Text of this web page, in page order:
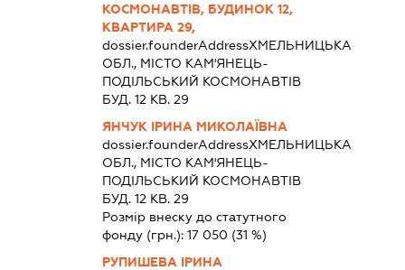
КОСМОНАВТІВ, БУДИНОК 12,
КВАРТИРА 29,
dossier.founderAddressХМЕЛЬНИЦЬКА
ОБЛ., МІСТО КАМ'ЯНЕЦЬ-
ПОДІЛЬСЬКИЙ КОСМОНАВТІВ
БУД. 12 КВ. 29
ЯНЧУК ІРИНА МИКОЛАЇВНА
dossier.founderAddressХМЕЛЬНИЦЬКА
ОБЛ., МІСТО КАМ'ЯНЕЦЬ-
ПОДІЛЬСЬКИЙ КОСМОНАВТІВ
БУД. 12 КВ. 29
Розмір внеску до статутного
фонду (грн.): 17 050 (31 %)
РУПИШЕВА ІРИНА